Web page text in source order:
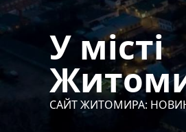
Перейти
У місті
САЙТ ЖИТОМИРА: